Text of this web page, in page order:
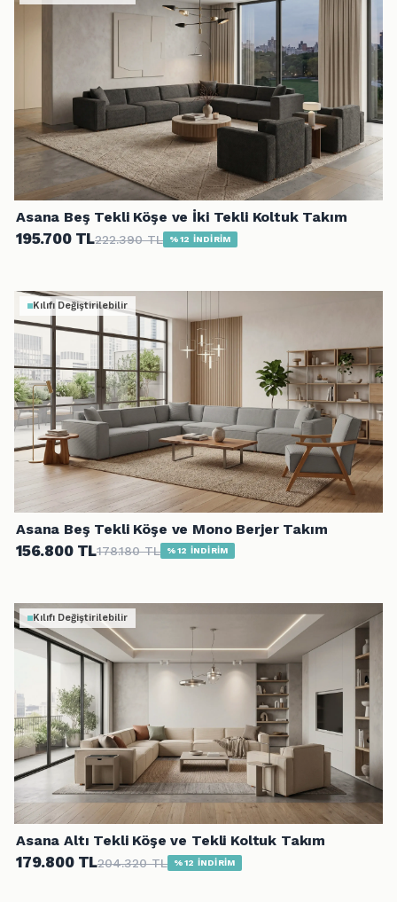
Asana Beş Tekli Köşe ve İki Tekli Koltuk Takım
195.700 TL222.390 TL %12 İNDİRİM
Kılıfı Değiştirilebilir
Asana Beş Tekli Köşe ve Mono Berjer Takım
156.800 TL178.180 TL %12 İNDİRİM
Kılıfı Değiştirilebilir
Asana Altı Tekli Köşe ve Tekli Koltuk Takım
179.800 TL204.320 TL %12 İNDİRİM